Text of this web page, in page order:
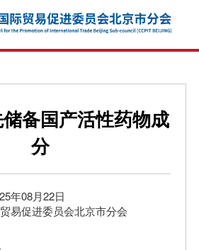
备国产活性药物成
分
年08月22日
易促进委员会北京市分会